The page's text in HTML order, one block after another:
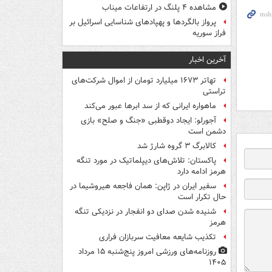
مشاهده ۴ پلنگ در ارتفاعات میناب
پرواز بالگردها و پهپادهای شناسایی اسرائیل بر
فراز سوریه
آخرین اخبار
تهاتر ۱۶۷۳ میلیارد تومان از اموال شرکت‌های
تراستی
ماهواره ایرانی که از سد ابرها عبور می‌کند
آجورلو: ایجاد دوقطبی «جنگ و صلح‌» بازی
دشمن است
کالابرگ ۳ گروه شارژ شد
پاکستان: تلاش‌های دیپلماتیک در مورد تنگه
هرمز ادامه دارد
سفیر ایران در ژاپن: همان فاجعه هیروشیما در
حال تکرار است
شنیده شدن صدای دو انفجار در نزدیکی تنگه
هرمز
تکذیب شایعه معافیت سربازان فراری
روزنامه‌های ورزشی امروز پنج‌شنبه ۱۵ مرداد
۱۴۰۵